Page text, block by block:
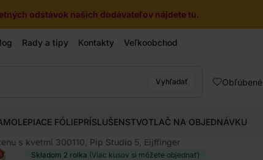
odstávok našich dodávateľov nájdete tu.
Rady a tipy Kontakty Veľkoobchod
Vyhľadať Obľúbené
FÓLIEPRÍSLUŠENSTVOTLAČ NA OBJEDNÁVKU
s kvetmi 300110, Pip Studio 5, Eijffinger
Skladom 2 rolka (Viac kusov si môžete objednať)